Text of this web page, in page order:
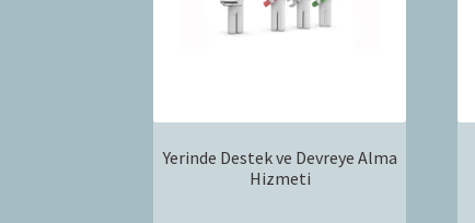
Yerinde Destek ve Devreye Alma
Hizmeti